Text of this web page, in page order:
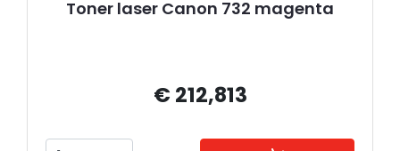
Toner laser Canon 732 magenta
€ 212,813